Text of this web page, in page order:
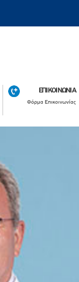
ΕΠΙΚΟΙΝΩΝΙΑ
Φόρμα Επικοινωνίας